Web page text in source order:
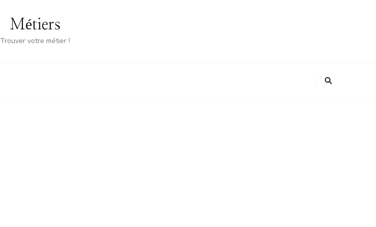
Métiers
Trouver votre métier !